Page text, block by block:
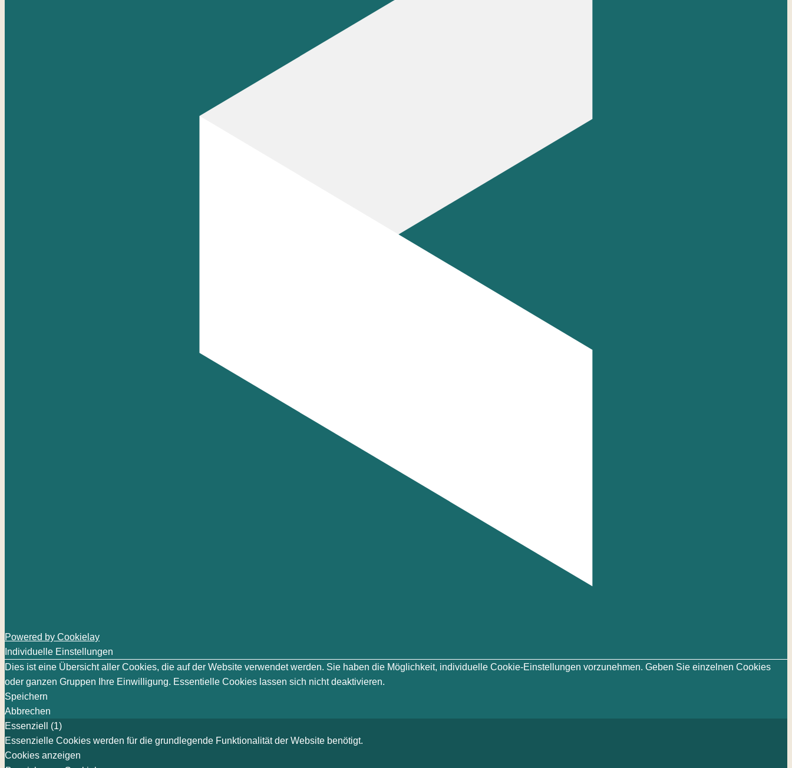
Powered by Cookielay
Individuelle Einstellungen
Dies ist eine Übersicht aller Cookies, die auf der Website verwendet werden. Sie haben die Möglichkeit, individuelle Cookie-Einstellungen vorzunehmen. Geben Sie einzelnen Cookies
oder ganzen Gruppen Ihre Einwilligung. Essentielle Cookies lassen sich nicht deaktivieren.
Speichern
Abbrechen
Essenziell (1)
Essenzielle Cookies werden für die grundlegende Funktionalität der Website benötigt.
Cookies anzeigen